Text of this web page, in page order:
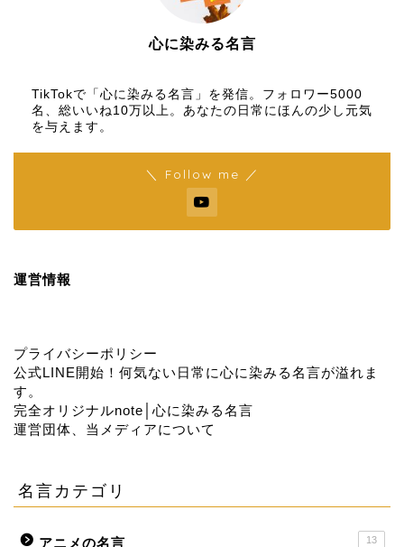
心に染みる名言
TikTokで「心に染みる名言」を発信。フォロワー5000
名、総いいね10万以上。あなたの日常にほんの少し元気
を与えます。
＼ Follow me ／
運営情報
プライバシーポリシー
公式LINE開始！何気ない日常に心に染みる名言が溢れま
す。
完全オリジナルnote│心に染みる名言
運営団体、当メディアについて
名言カテゴリ
アニメの名言 13